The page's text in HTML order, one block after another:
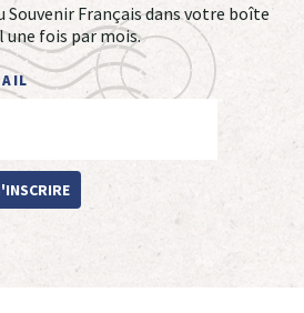
Souvenir Français dans votre boîte
une fois par mois.